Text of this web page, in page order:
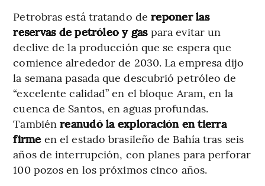
Petrobras está tratando de reponer las
reservas de petróleo y gas para evitar un
declive de la producción que se espera que
comience alrededor de 2030. La empresa dijo
la semana pasada que descubrió petróleo de
“excelente calidad” en el bloque Aram, en la
cuenca de Santos, en aguas profundas.
Tambiénreanudó la exploración en tierra
firme en el estado brasileño de Bahía tras seis
años de interrupción, con planes para perforar
100 pozos en los próximos cinco años.